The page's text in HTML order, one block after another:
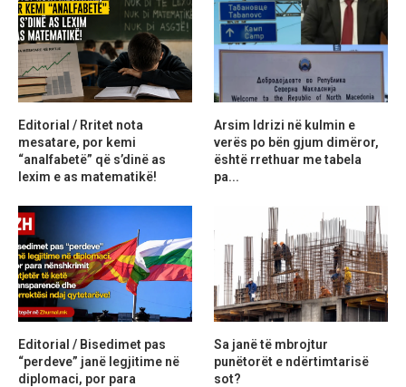
Editorial / Rritet nota
mesatare, por kemi
“analfabetë” që s’dinë as
lexim e as matematikë!
Arsim Idrizi në kulmin e
verës po bën gjum dimëror,
është rrethuar me tabela
pa...
Editorial / Bisedimet pas
“perdeve” janë legjitime në
diplomaci, por para
Sa janë të mbrojtur
punëtorët e ndërtimtarisë
sot?